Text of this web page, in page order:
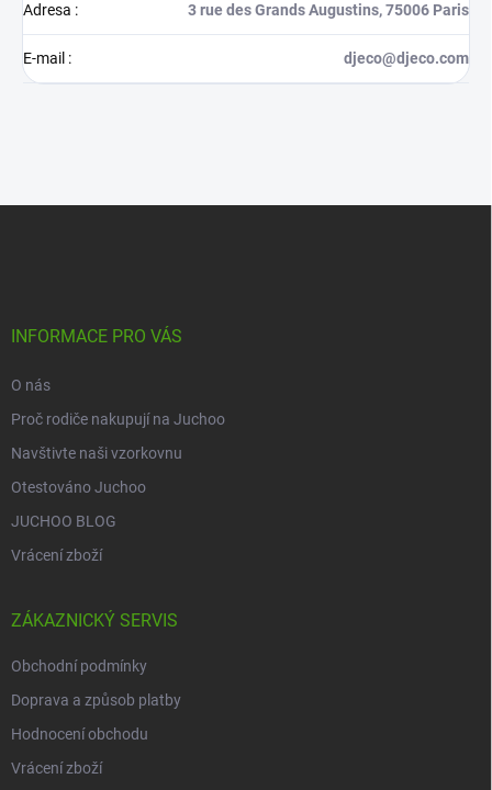
Adresa : 3 rue des Grands Augustins, 75006 Paris
E-mail : djeco@djeco.com
INFORMACE PRO VÁS
O nás
Proč rodiče nakupují na Juchoo
Navštivte naši vzorkovnu
Otestováno Juchoo
JUCHOO BLOG
Vrácení zboží
ZÁKAZNICKÝ SERVIS
Obchodní podmínky
Doprava a způsob platby
Hodnocení obchodu
Vrácení zboží